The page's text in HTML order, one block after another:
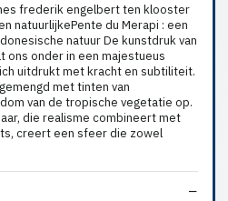
frederik engelbert ten klooster
natuurlijkePente du Merapi : een
natuur De kunstdruk van
ons onder in een majestueus
uitdrukt met kracht en subtiliteit.
met tinten van
van de tropische vegetatie op.
die realisme combineert met
creert een sfeer die zowel